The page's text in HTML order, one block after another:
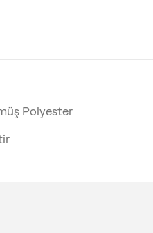
Polyester